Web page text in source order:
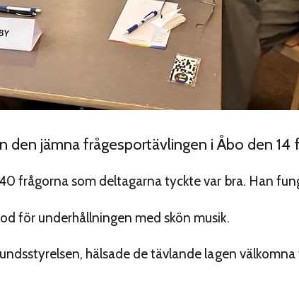
den jämna frågesportävlingen i Åbo den 14
frågorna som deltagarna tyckte var bra. Han
för underhållningen med skön musik.
hälsade de tävlande lagen välkomna